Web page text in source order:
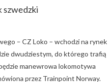
szwedzki
– CZ Loko – wchodzi na rynek
dwudziestym, do którego trafią
manewrowa lokomotywa
przez Trainpoint Norway.